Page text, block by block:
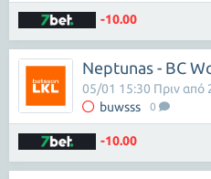
-10.00
Neptunas - BC
buwsss 0
05/01 15:30 Πριν από
-10.00